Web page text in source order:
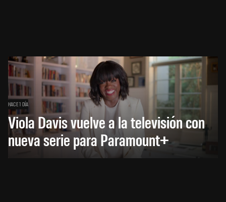
HACE 1 DÍA
Viola Davis vuelve a la televisión con
nueva serie para Paramount+